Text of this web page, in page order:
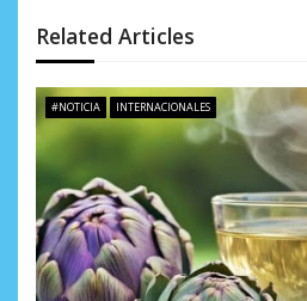
ó
n
d
e
e
n
t
Related Articles
#NOTICIA INTERNACIONALES